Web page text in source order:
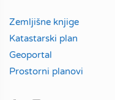
Zemljišne knjige
Katastarski plan
Geoportal
Prostorni planovi